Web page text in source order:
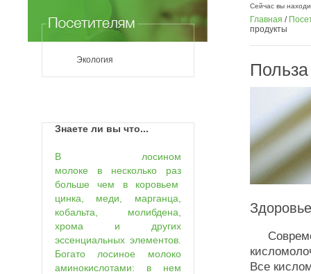
Экология
Знаете ли вы что...
В лосином
молоке в несколько раз
больше чем в коровьем
цинка, меди, марганца,
кобальта, молибдена,
хрома и других
эссенциальных элементов.
Богато лосиное молоко
аминокислотами: в нем
Сейчас вы
Главная /
продукты
Все